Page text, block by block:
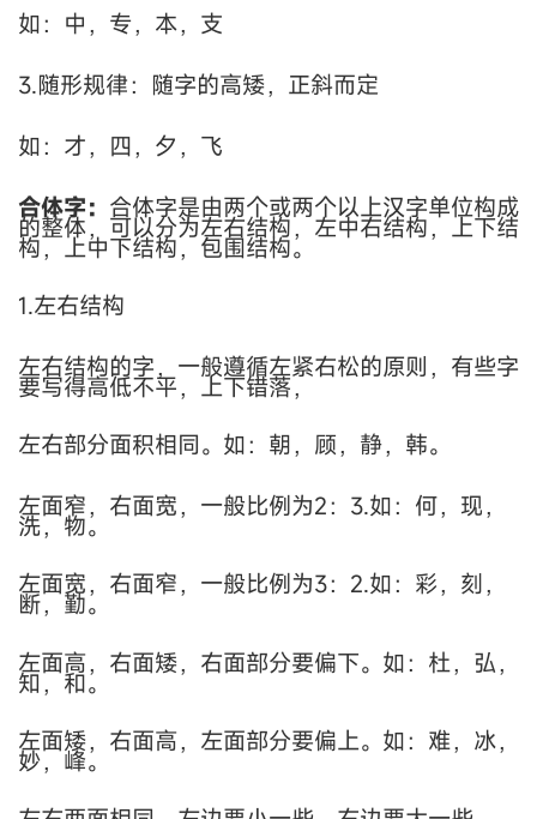
如：中，专，本，支
3.随形规律： 随字的高矮，正斜而定
如：才，四，夕，飞
合体字： 合体字是由两个或两个以上汉字单位构成
的整体，可以分为左右结构，左中右结构，上下结
构，上中下结构，包围结构。
1.左右结构
左右结构的字，一般遵循左紧右松的原则，有些字
要写得高低不平，上下错落，
左右部分面积相同。如：朝，顾，静，韩。
左面窄，右面宽，一般比例为2： 3.如：何，现，
洗，物。
左面宽，右面窄，一般比例为3： 2.如：彩，刻，
断，勤。
左面高，右面矮，右面部分要偏下。如：杜，弘，
知，和。
左面矮，右面高，左面部分要偏上。如：难，冰，
妙，峰。